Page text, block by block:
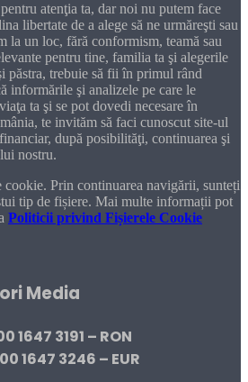
atenţia ta, dar noi nu putem face
libertate de a alege să ne urmăreşti sau
la un loc, fără conformism, teamă sau
pentru tine, familia ta şi alegerile
păstra, trebuie să fii în primul rând
informările şi analizele pe care le
ta şi se pot dovedi necesare în
te invităm să faci cunoscut site-ul
după posibilităţi, continuarea şi
nostru.
cookie. Prin continuarea navigării, sunteți
tip de fișiere. Mai multe informații pot
Politicii privind Fișierele Cookie
Media
1647 3191 – RON
1647 3246 – EUR